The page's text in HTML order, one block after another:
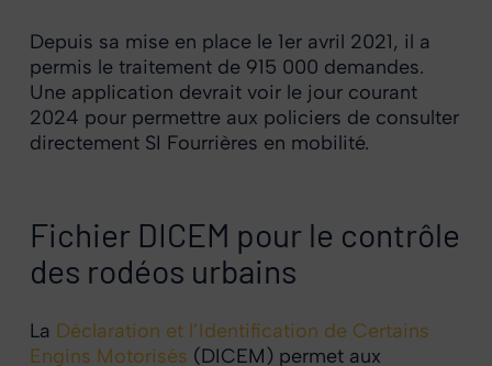
Depuis sa mise en place le 1er avril 2021, il a
permis le traitement de 915 000 demandes.
Une application devrait voir le jour courant
2024 pour permettre aux policiers de consulter
directement SI Fourrières en mobilité.
Fichier DICEM pour le contrôle
des rodéos urbains
La Déclaration et l’Identification de Certains
Engins Motorisés (DICEM) permet aux